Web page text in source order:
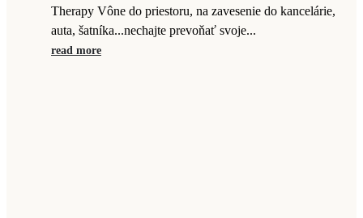
Therapy Vône do priestoru, na zavesenie do kancelárie,
auta, šatníka...nechajte prevoňať svoje...
read more